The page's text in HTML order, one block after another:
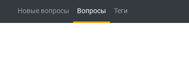
Новые вопросы Вопросы Теги